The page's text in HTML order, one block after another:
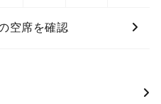
空席を確認